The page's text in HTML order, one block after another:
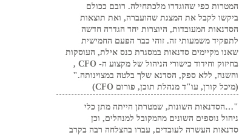
המטרות כפי שהוגדרו מלכתחילה. רובם ככולם
ביקשו לקבל את המצגת שהועברה, ואת תוצאות
הסדנאות המעובדות, היוצרות יחד הגדרה חדשה
לתפקיד משמעותי זה. זוהי כבר הפעם החמישית
שאנו מקיימים סדנאות במסגרת כנס אילת, העוסקות
בחיזוק וחידוד כישורי הניהול של מקצוע ה- CFO ,
והשנה, ללא ספק, הסדנא שלך בלטה במצוינותה."
(מיכל קורן, עו"ד מנהלת תוכן, פורום CFO)
"…הסדנאות השונות, שמטרתן הייתה מתן כלי
ניהול נוספים השונים מהמקובל למנהלים, וכן
סדנאות העשרה לעובדים, עברו בהצלחה רבה בקרב